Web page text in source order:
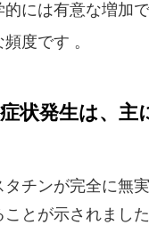
的には有意な増加
頻度です 。
状発生は、主
タチンが完全に無
とが示されました